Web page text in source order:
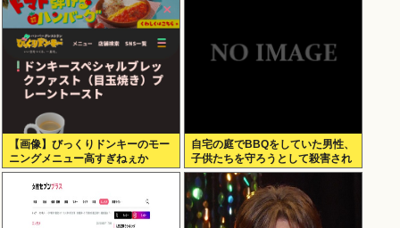
【画像】びっくりドンキーのモー
ニングメニュー高すぎねぇか
自宅の庭でBBQをしていた男性、
子供たちを守ろうとして殺害され
てしまう